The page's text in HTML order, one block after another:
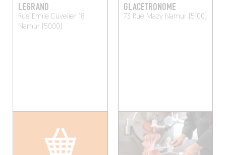
LEGRAND
Rue Emile Cuvelier 18
Namur (5000)
GLACETRONOME
73 Rue MazyNamur (5100)